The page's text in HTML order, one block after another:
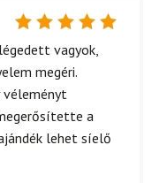
Értékelés:
5
vagyok,
megéri.
véleményt
a
lehet síelő